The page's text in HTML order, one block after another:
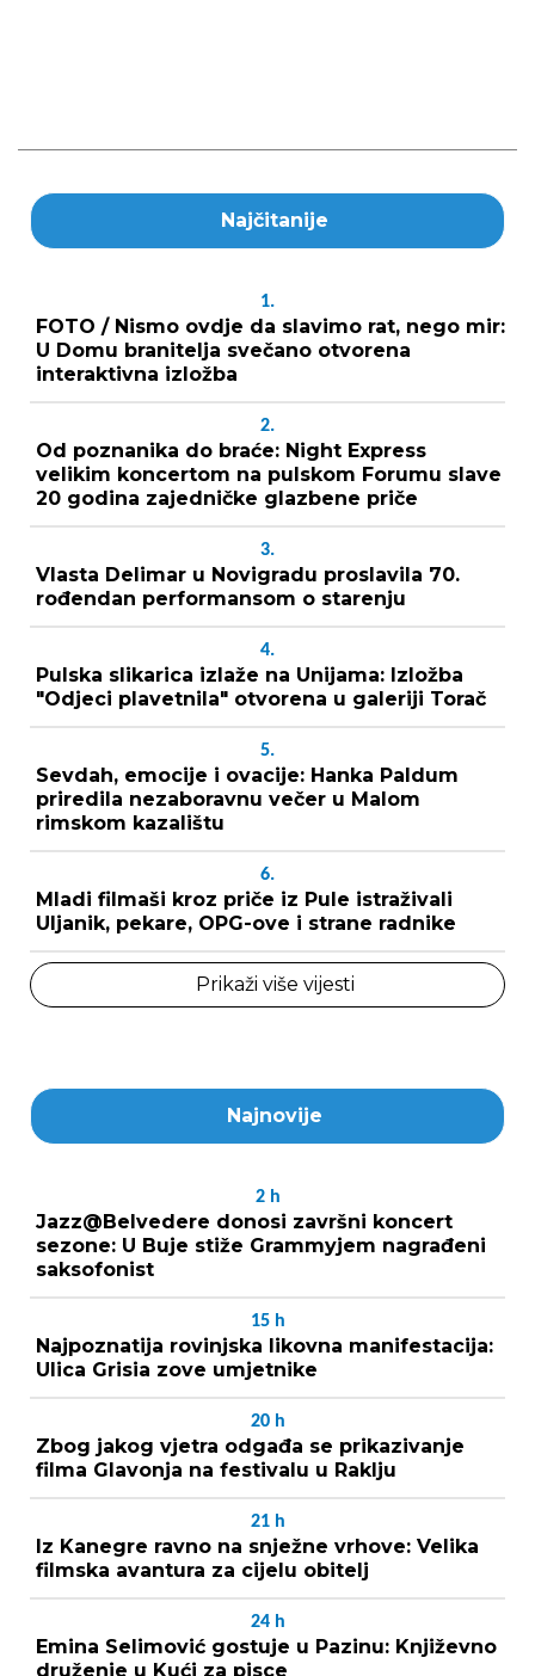
Najčitanije
1.
FOTO / Nismo ovdje da slavimo rat, nego mir:
U Domu branitelja svečano otvorena
interaktivna izložba
2.
Od poznanika do braće: Night Express
velikim koncertom na pulskom Forumu slave
20 godina zajedničke glazbene priče
3.
Vlasta Delimar u Novigradu proslavila 70.
rođendan performansom o starenju
4.
Pulska slikarica izlaže na Unijama: Izložba
"Odjeci plavetnila" otvorena u galeriji Torač
5.
Sevdah, emocije i ovacije: Hanka Paldum
priredila nezaboravnu večer u Malom
rimskom kazalištu
6.
Mladi filmaši kroz priče iz Pule istraživali
Uljanik, pekare, OPG-ove i strane radnike
Prikaži više vijesti
Najnovije
2 h
Jazz@Belvedere donosi završni koncert
sezone: U Buje stiže Grammyjem nagrađeni
saksofonist
15 h
Najpoznatija rovinjska likovna manifestacija:
Ulica Grisia zove umjetnike
20 h
Zbog jakog vjetra odgađa se prikazivanje
filma Glavonja na festivalu u Raklju
21 h
Iz Kanegre ravno na snježne vrhove: Velika
filmska avantura za cijelu obitelj
24 h
Emina Selimović gostuje u Pazinu: Književno
druženje u Kući za pisce